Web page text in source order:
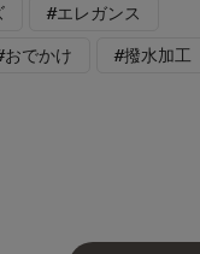
#エレガンス
おでかけ #撥水加工